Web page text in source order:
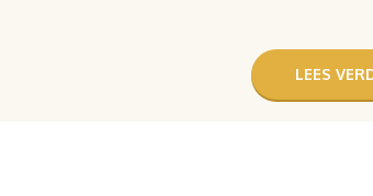
LEES